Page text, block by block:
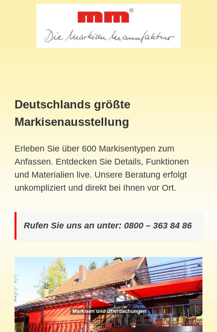
Deutschlands größte
Markisenausstellung
Erleben Sie über 600 Markisentypen zum
Anfassen. Entdecken Sie Details, Funktionen
und Materialien live. Unsere Beratung erfolgt
unkompliziert und direkt bei Ihnen vor Ort.
Rufen Sie uns an unter: 0800 – 363 84 86